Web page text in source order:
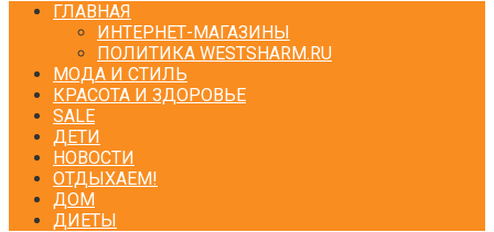
ГЛАВНАЯ
ИНТЕРНЕТ-МАГАЗИНЫ
ПОЛИТИКА WESTSHARM.RU
МОДА И СТИЛЬ
КРАСОТА И ЗДОРОВЬЕ
SALE
ДЕТИ
НОВОСТИ
ОТДЫХАЕМ!
ДОМ
ДИЕТЫ